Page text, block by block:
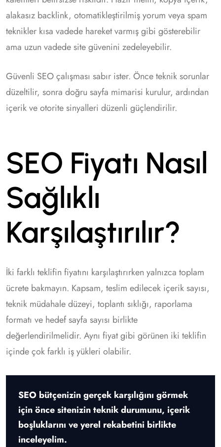
alakasız backlink, otomatikleştirilmiş yorum veya spam
teknikler kısa vadede hareket varmış gibi gösterebilir
ama uzun vadede site güvenini zedeleyebilir.
Güvenli SEO çalışması sabır ister. Önce teknik sorunlar
düzeltilir, sonra doğru sayfa mimarisi kurulur, ardından
içerik ve otorite sinyalleri düzenli güçlendirilir.
SEO Fiyatı Nasıl
Sağlıklı
Karşılaştırılır?
İki farklı teklifin fiyatını karşılaştırırken yalnızca toplam
ücrete bakmayın. Kapsam, teslim edilecek içerik sayısı,
teknik müdahale düzeyi, toplantı sıklığı, raporlama
formatı ve hedef sayfa sayısı birlikte
değerlendirilmelidir. Aynı fiyat gibi görünen iki teklifin
içinde çok farklı iş yükleri olabilir.
SEO bütçenizin gerçek karşılığını görmek
için önce sitenizin teknik durumunu, içerik
boşluklarını ve yerel rekabetini birlikte
inceleyelim.